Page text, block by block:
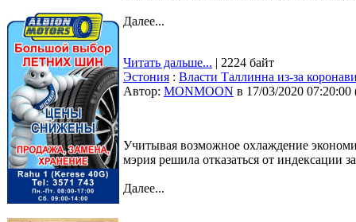
Далее...
Читать дальше... | 2224 байт
Эстония : Власти Таллинна из-за
Автор: MONMOON в 17/03/2020 07:20:00
Учитывая возможное охлаждение
мэрия решила отказаться от индексации
Далее...